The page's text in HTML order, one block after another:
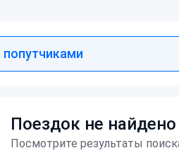
Поездок не найдено
Посмотрите результаты